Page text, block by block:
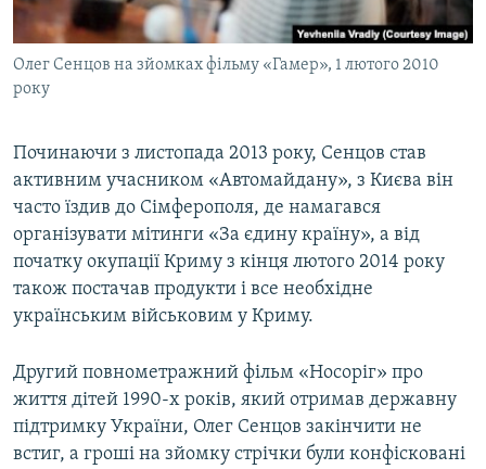
Олег Сенцов на зйомках фільму «Гамер», 1 лютого 2010
року
Починаючи з листопада 2013 року, Сенцов став
активним учасником «Автомайдану», з Києва він
часто їздив до Сімферополя, де намагався
організувати мітинги «За єдину країну», а від
початку окупації Криму з кінця лютого 2014 року
також постачав продукти і все необхідне
українським військовим у Криму.
Другий повнометражний фільм «Носоріг» про
життя дітей 1990-х років, який отримав державну
підтримку України, Олег Сенцов закінчити не
встиг, а гроші на зйомку стрічки були конфісковані